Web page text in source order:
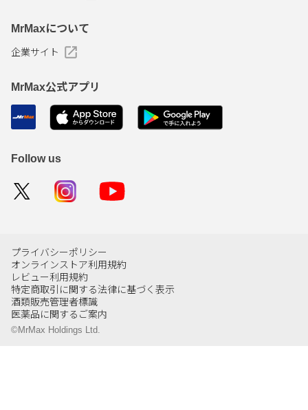
MrMaxについて
企業サイト
MrMax公式アプリ
Follow us
プライバシーポリシー
オンラインストア利用規約
レビュー利用規約
特定商取引に関する法律に基づく表示
酒類販売管理者標識
医薬品に関するご案内
©MrMax Holdings Ltd.